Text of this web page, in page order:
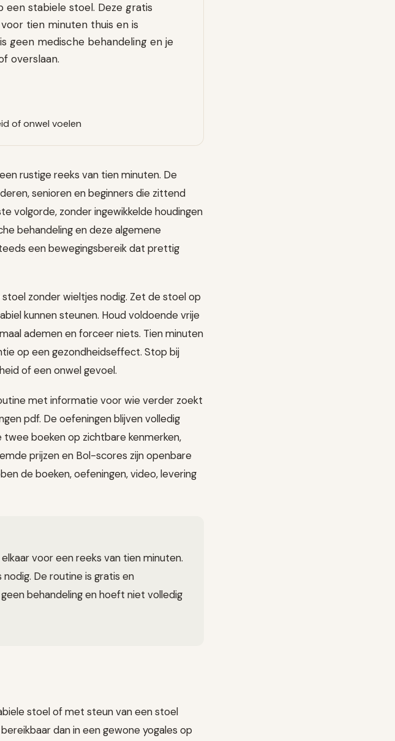
een stabiele stoel. Deze gratis
tien minuten thuis en is
geen medische behandeling en je
overslaan.
of onwel voelen
rustige reeks van tien minuten. De
senioren en beginners die zittend
volgorde, zonder ingewikkelde houdingen
behandeling en deze algemene
een bewegingsbereik dat prettig
zonder wieltjes nodig. Zet de stoel op
kunnen steunen. Houd voldoende vrije
ademen en forceer niets. Tien minuten
op een gezondheidseffect. Stop bij
of een onwel gevoel.
met informatie voor wie verder zoekt
pdf. De oefeningen blijven volledig
twee boeken op zichtbare kenmerken,
prijzen en Bol-scores zijn openbare
de boeken, oefeningen, video, levering
voor een reeks van tien minuten.
De routine is gratis en
behandeling en hoeft niet volledig
stoel of met steun van een stoel
dan in een gewone yogales op